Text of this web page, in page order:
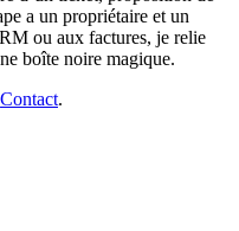
a un propriétaire et un
ou aux factures, je relie
boîte noire magique.
Contact.